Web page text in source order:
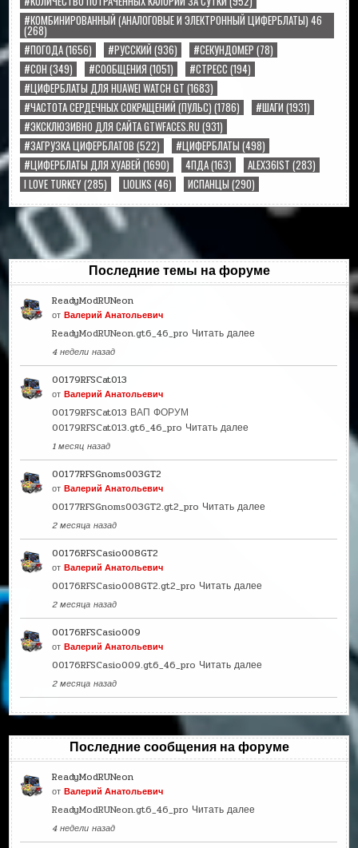
#КОМБИНИРОВАННЫЙ (АНАЛОГОВЫЕ И ЭЛЕКТРОННЫЙ ЦИФЕРБЛАТЫ) 46
(268)
#ПОГОДА(1656) #РУССКИЙ (936) #СЕКУНДОМЕР (78)
#СОН (349) #СООБЩЕНИЯ (1051) #СТРЕСС (194)
#ЦИФЕРБЛАТЫ ДЛЯ HUAWEI WATCH GT (1683)
#ЧАСТОТА СЕРДЕЧНЫХ СОКРАЩЕНИЙ (ПУЛЬС) (1786) #ШАГИ (1931)
#ЭКСКЛЮЗИВНО ДЛЯ САЙТА GTWFACES.RU (931)
#ЗАГРУЗКА ЦИФЕРБЛАТОВ (522) #ЦИФЕРБЛАТЫ (498)
#ЦИФЕРБЛАТЫ ДЛЯ ХУАВЕЙ (1690) 4ПДА(163) ALEX36IST (283)
I LOVE TURKEY(285) LIOLIKS (46) ИСПАНЦЫ (290)
Последние темы на форуме
ReadyModRUNeon
отВалерий Анатольевич
ReadyModRUNeon.gt6_46_pro Читать далее
4 недели назад
00179RFSCat013
отВалерий Анатольевич
00179RFSCat013 ВАП ФОРУМ
00179RFSCat013.gt6_46_pro Читать далее
1 месяц назад
00177RFSGnoms003GT2
отВалерий Анатольевич
00177RFSGnoms003GT2.gt2_pro Читать далее
2 месяца назад
00176RFSCasio008GT2
отВалерий Анатольевич
00176RFSCasio008GT2.gt2_pro Читать далее
2 месяца назад
00176RFSCasio009
отВалерий Анатольевич
00176RFSCasio009.gt6_46_pro Читать далее
2 месяца назад
Последние сообщения на форуме
ReadyModRUNeon
отВалерий Анатольевич
ReadyModRUNeon.gt6_46_pro Читать далее
4 недели назад